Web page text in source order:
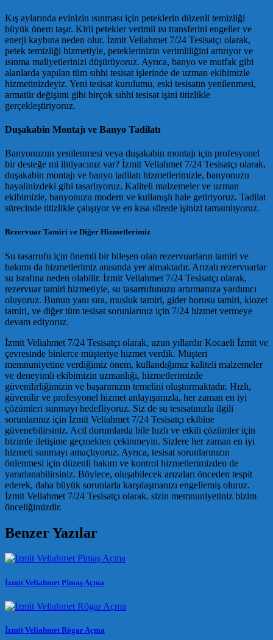
Kış aylarında evinizin ısınması için peteklerin düzenli temizliği
büyük önem taşır. Kirli petekler verimli ısı transferini engeller ve
enerji kaybına neden olur. İzmit Veliahmet 7/24 Tesisatçı olarak,
petek temizliği hizmetiyle, peteklerinizin verimliliğini artırıyor ve
ısınma maliyetlerinizi düşürüyoruz. Ayrıca, banyo ve mutfak gibi
alanlarda yapılan tüm sıhhi tesisat işlerinde de uzman ekibimizle
hizmetinizdeyiz. Yeni tesisat kurulumu, eski tesisatın yenilenmesi,
armatür değişimi gibi birçok sıhhi tesisat işini titizlikle
gerçekleştiriyoruz.
Duşakabin Montajı ve Banyo Tadilatı
Banyonuzun yenilenmesi veya duşakabin montajı için profesyonel
bir desteğe mi ihtiyacınız var? İzmit Veliahmet 7/24 Tesisatçı olarak,
duşakabin montajı ve banyo tadilatı hizmetlerimizle, banyonuzu
hayalinizdeki gibi tasarlıyoruz. Kaliteli malzemeler ve uzman
ekibimizle, banyonuzu modern ve kullanışlı hale getiriyoruz. Tadilat
sürecinde titizlikle çalışıyor ve en kısa sürede işinizi tamamlıyoruz.
Rezervuar Tamiri ve Diğer Hizmetlerimiz
Su tasarrufu için önemli bir bileşen olan rezervuarların tamiri ve
bakımı da hizmetlerimiz arasında yer almaktadır. Arızalı rezervuarlar
su israfına neden olabilir. İzmit Veliahmet 7/24 Tesisatçı olarak,
rezervuar tamiri hizmetiyle, su tasarrufunuzu artırmanıza yardımcı
oluyoruz. Bunun yanı sıra, musluk tamiri, gider borusu tamiri, klozet
tamiri, ve diğer tüm tesisat sorunlarınız için 7/24 hizmet vermeye
devam ediyoruz.
İzmit Veliahmet 7/24 Tesisatçı olarak, uzun yıllardır Kocaeli İzmit ve
çevresinde binlerce müşteriye hizmet verdik. Müşteri
memnuniyetine verdiğimiz önem, kullandığımız kaliteli malzemeler
ve deneyimli ekibimizin uzmanlığı, hizmetlerimizde
güvenilirliğimizin ve başarımızın temelini oluşturmaktadır. Hızlı,
güvenilir ve profesyonel hizmet anlayışımızla, her zaman en iyi
çözümleri sunmayı hedefliyoruz. Siz de su tesisatınızla ilgili
sorunlarınız için İzmit Veliahmet 7/24 Tesisatçı ekibine
güvenebilirsiniz. Acil durumlarda bile hızlı ve etkili çözümler için
bizimle iletişime geçmekten çekinmeyin. Sizlere her zaman en iyi
hizmeti sunmayı amaçlıyoruz. Ayrıca, tesisat sorunlarınızın
önlenmesi için düzenli bakım ve kontrol hizmetlerimizden de
yararlanabilirsiniz. Böylece, oluşabilecek arızaları önceden tespit
ederek, daha büyük sorunlarla karşılaşmanızı engellemiş oluruz.
İzmit Veliahmet 7/24 Tesisatçı olarak, sizin memnuniyetiniz bizim
önceliğimizdir.
Benzer Yazılar
İzmit Veliahmet Pimaş Açma
İzmit Veliahmet Rögar Açma